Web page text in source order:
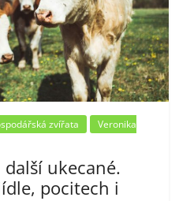
zvířata
Veronika
další ukecané.
pocitech i